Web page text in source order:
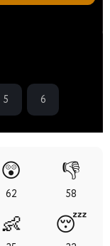
5 6
😲
62
👎
58
👶 😴